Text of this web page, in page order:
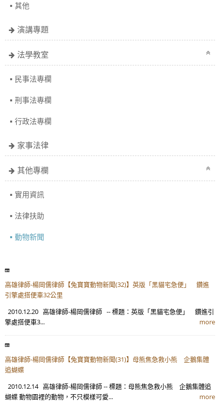
其他
演講專題
法學教室
民事法專欄
刑事法專欄
行政法專欄
家事法律
其他專欄
實用資訊
法律扶助
動物新聞
高雄律師-楊岡儒律師【兔寶寶動物新聞(32)】英版「黑貓宅急便」 鑽進
引擎處搭便車32公里
2010.12.20 高雄律師-楊岡儒律師 -- 標題：英版「黑貓宅急便」 鑽進引
擎處搭便車3...
more
高雄律師-楊岡儒律師【兔寶寶動物新聞(31)】母熊焦急救小熊 企鵝集體
追蝴蝶
2010.12.14 高雄律師-楊岡儒律師 -- 標題：母熊焦急救小熊 企鵝集體追
蝴蝶 動物園裡的動物，不只模樣可愛...
more